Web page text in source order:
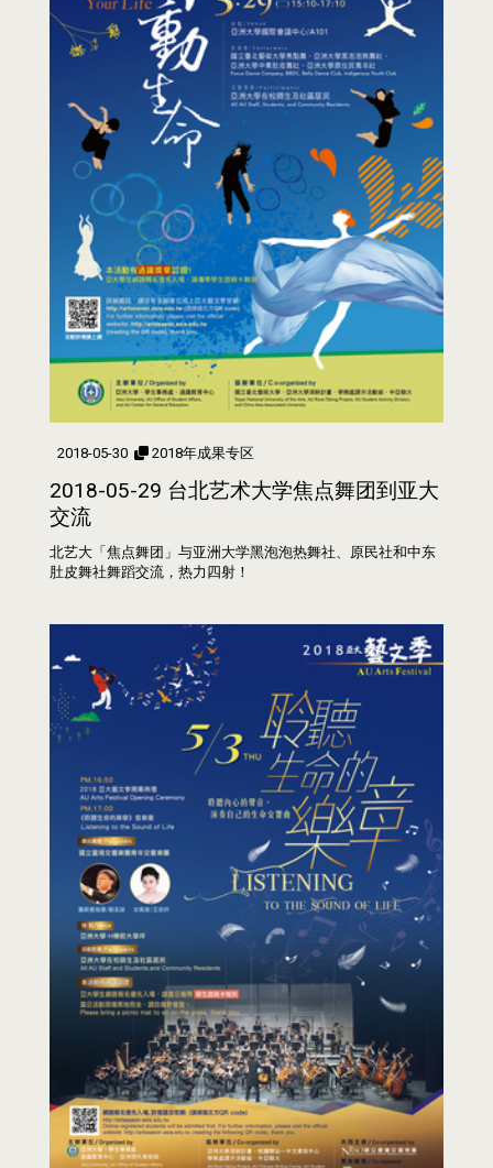
2018-05-30 2018年成果专区
2018-05-29 台北艺术大学焦点舞团到亚大
交流
北艺大「焦点舞团」与亚洲大学黑泡泡热舞社、原民社和中东
肚皮舞社舞蹈交流，热力四射！